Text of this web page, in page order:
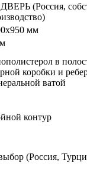
(Россия,
мм
в
коробки и
ватой
контур
(Россия,